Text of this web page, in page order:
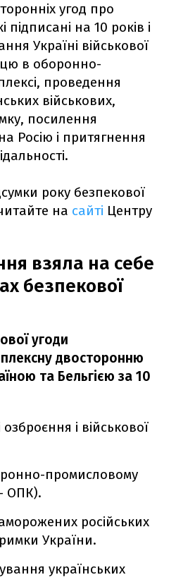
угод про
підписані на 10 років і
Україні військової
в оборонно-
проведення
військових,
посилення
Росію і притягнення
року безпекової
на сайті Центру
взяла на себе
безпекової
угоди
двосторонню
та Бельгією за 10
і військової
промисловому
ОПК).
російських
України.
українських